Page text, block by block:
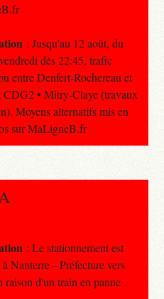
: Jusqu'au 12 août, du
dès 22:45, trafic
entre Denfert-Rochereau et
CDG2 • Mitry-Claye (travaux
Moyens alternatifs mis en
sur MaLigneB.fr
: Le stationnement est
Nanterre – Préfecture vers
raison d'un train en panne .